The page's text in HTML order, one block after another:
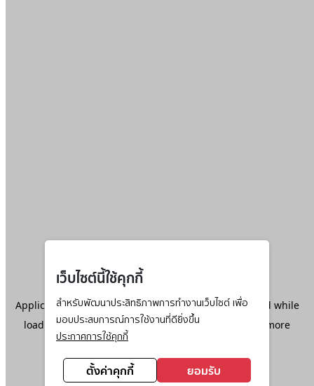
เว็บไซต์นี้ใช้คุกกี้
สำหรับพัฒนาประสิทธิภาพการทำงานเว็บไซต์ เพื่อ
มอบประสบการณ์การใช้งานที่ดียิ่งขึ้น
ประกาศการใช้คุกกี้
ตั้งค่าคุกกี้ ยอมรับ
Application error: aclient-side exception has occurred while
loadingwww.ktc.co.th(see the browser console
for more
information).